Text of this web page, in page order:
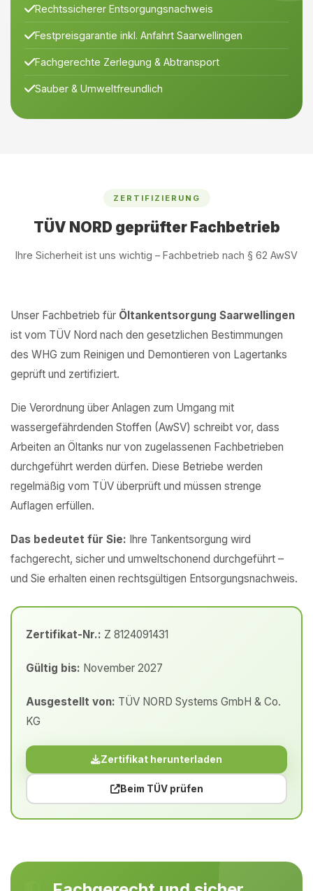
Rechtssicherer Entsorgungsnachweis
Festpreisgarantie inkl. Anfahrt Saarwellingen
Fachgerechte Zerlegung & Abtransport
Sauber & Umweltfreundlich
ZERTIFIZIERUNG
TÜV NORD geprüfter Fachbetrieb
Ihre Sicherheit ist uns wichtig – Fachbetrieb nach § 62 AwSV
Unser Fachbetrieb für Öltankentsorgung Saarwellingen
ist vom TÜV Nord nach den gesetzlichen Bestimmungen
des WHG zum Reinigen und Demontieren von Lagertanks
geprüft und zertifiziert.
Die Verordnung über Anlagen zum Umgang mit
wassergefährdenden Stoffen (AwSV) schreibt vor, dass
Arbeiten an Öltanks nur von zugelassenen Fachbetrieben
durchgeführt werden dürfen. Diese Betriebe werden
regelmäßig vom TÜV überprüft und müssen strenge
Auflagen erfüllen.
Das bedeutet für Sie: Ihre Tankentsorgung wird
fachgerecht, sicher und umweltschonend durchgeführt –
und Sie erhalten einen rechtsgültigen Entsorgungsnachweis.
Zertifikat-Nr.: Z 8124091431
Gültig bis: November 2027
Ausgestellt von: TÜV NORD Systems GmbH & Co.
KG
Zertifikat herunterladen
Beim TÜV prüfen